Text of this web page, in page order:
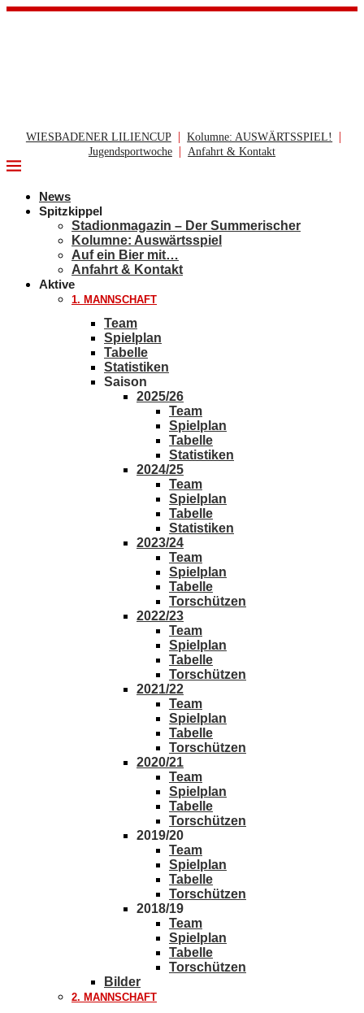
WIESBADENER LILIENCUP | Kolumne: AUSWÄRTSSPIEL! |
Jugendsportwoche | Anfahrt & Kontakt
News
Spitzkippel
Stadionmagazin – Der Summerischer
Kolumne: Auswärtsspiel
Auf ein Bier mit…
Anfahrt & Kontakt
Aktive
1. MANNSCHAFT
Team
Spielplan
Tabelle
Statistiken
Saison
2025/26
Team
Spielplan
Tabelle
Statistiken
2024/25
Team
Spielplan
Tabelle
Statistiken
2023/24
Team
Spielplan
Tabelle
Torschützen
2022/23
Team
Spielplan
Tabelle
Torschützen
2021/22
Team
Spielplan
Tabelle
Torschützen
2020/21
Team
Spielplan
Tabelle
Torschützen
2019/20
Team
Spielplan
Tabelle
Torschützen
2018/19
Team
Spielplan
Tabelle
Torschützen
Bilder
2. MANNSCHAFT